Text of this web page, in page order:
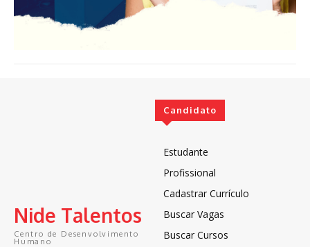
Nide Talentos
Centro de Desenvolvimento
Humano
Candidato
Estudante
Profissional
Cadastrar Currículo
Buscar Vagas
Buscar Cursos